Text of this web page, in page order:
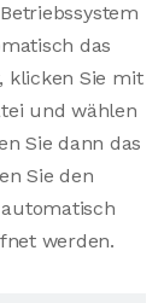
das
klicken Sie mit
und wählen
Sie dann das
Sie den
werden.